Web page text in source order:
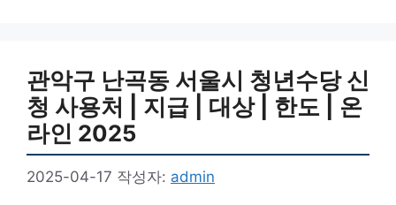
관악구 난곡동 서울시 청년수당 신
청 사용처 | 지급 | 대상 | 한도 | 온
라인 2025
2025-04-17 작성자: admin